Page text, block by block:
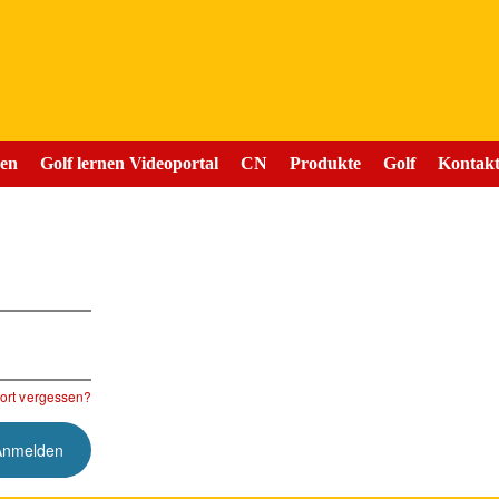
Golf lernen Videoportal CN Produkte Golf Kontakt
vergessen?